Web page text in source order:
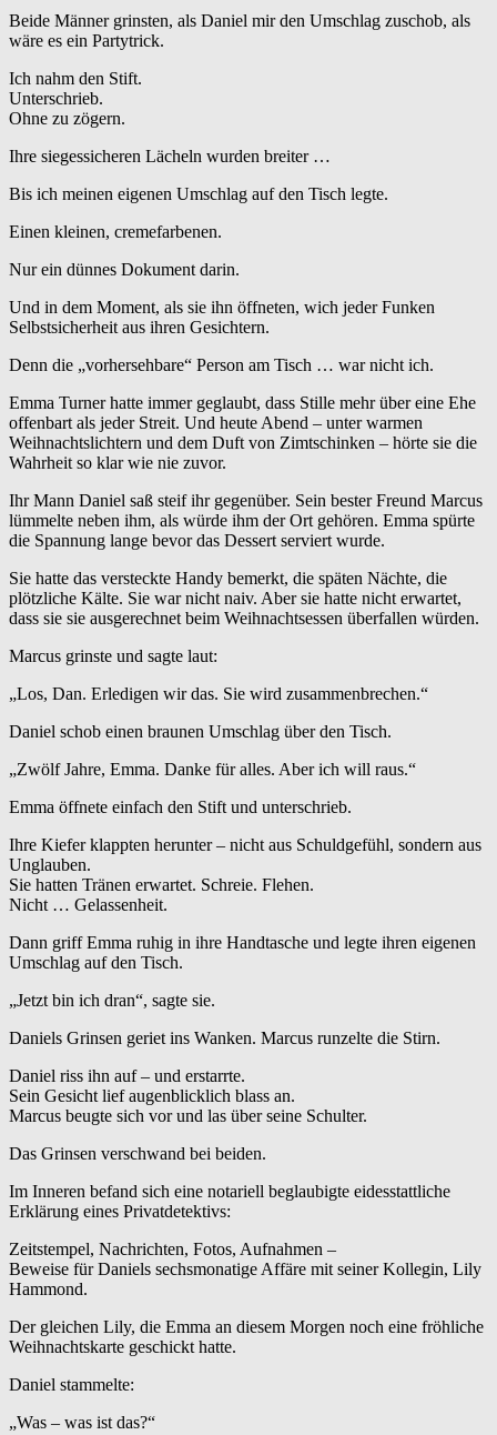
Beide Männer grinsten, als Daniel mir den Umschlag zuschob, als
wäre es ein Partytrick.
Ich nahm den Stift.
Unterschrieb.
Ohne zu zögern.
Ihre siegessicheren Lächeln wurden breiter …
Bis ich meinen eigenen Umschlag auf den Tisch legte.
Einen kleinen, cremefarbenen.
Nur ein dünnes Dokument darin.
Und in dem Moment, als sie ihn öffneten, wich jeder Funken
Selbstsicherheit aus ihren Gesichtern.
Denn die „vorhersehbare“ Person am Tisch … war nicht ich.
Emma Turner hatte immer geglaubt, dass Stille mehr über eine Ehe
offenbart als jeder Streit. Und heute Abend – unter warmen
Weihnachtslichtern und dem Duft von Zimtschinken – hörte sie die
Wahrheit so klar wie nie zuvor.
Ihr Mann Daniel saß steif ihr gegenüber. Sein bester Freund Marcus
lümmelte neben ihm, als würde ihm der Ort gehören. Emma spürte
die Spannung lange bevor das Dessert serviert wurde.
Sie hatte das versteckte Handy bemerkt, die späten Nächte, die
plötzliche Kälte. Sie war nicht naiv. Aber sie hatte nicht erwartet,
dass sie sie ausgerechnet beim Weihnachtsessen überfallen würden.
Marcus grinste und sagte laut:
„Los, Dan. Erledigen wir das. Sie wird zusammenbrechen.“
Daniel schob einen braunen Umschlag über den Tisch.
„Zwölf Jahre, Emma. Danke für alles. Aber ich will raus.“
Emma öffnete einfach den Stift und unterschrieb.
Ihre Kiefer klappten herunter – nicht aus Schuldgefühl, sondern aus
Unglauben.
Sie hatten Tränen erwartet. Schreie. Flehen.
Nicht … Gelassenheit.
Dann griff Emma ruhig in ihre Handtasche und legte ihren eigenen
Umschlag auf den Tisch.
„Jetzt bin ich dran“, sagte sie.
Daniels Grinsen geriet ins Wanken. Marcus runzelte die Stirn.
Daniel riss ihn auf – und erstarrte.
Sein Gesicht lief augenblicklich blass an.
Marcus beugte sich vor und las über seine Schulter.
Das Grinsen verschwand bei beiden.
Im Inneren befand sich eine notariell beglaubigte eidesstattliche
Erklärung eines Privatdetektivs:
Zeitstempel, Nachrichten, Fotos, Aufnahmen –
Beweise für Daniels sechsmonatige Affäre mit seiner Kollegin, Lily
Hammond.
Der gleichen Lily, die Emma an diesem Morgen noch eine fröhliche
Weihnachtskarte geschickt hatte.
Daniel stammelte:
„Was – was ist das?“